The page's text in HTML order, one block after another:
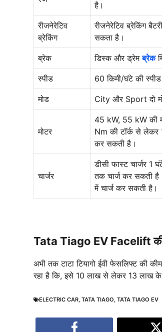
है।
रीजनेरेटिव
ब्रेकिंग
रीजनेरेटिव ब्रेकिंग
सकता है।
ब्रेक डिस्क और ड्रेमब्रेक
स्पीड 60 किमी/घंटे की
मोड City और Sport दो
मोटर
45 kW, 55 kW की
Nm की टॉर्क से लेकर
कर सकती है।
चार्जर
डीसी फास्ट चार्जर 1
तक चार्ज कर सकती
में चार्ज कर सकती है।
Tata Tiago EV Facelift की
अभी तक टाटा टियागो ईवी फेसलिफ्ट की
रहा है कि, इसे 10 लाख से लेकर 13 लाख
ELECTRIC CAR, TATA TIAGO, TATA TIAGO EV